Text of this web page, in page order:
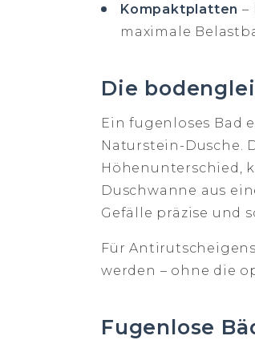
Kompaktplatten –
maximale
Die
Ein fugenloses Bad
Naturstein-Dusche.
Höhenunterschied,
Duschwanne aus
Gefälle präzise und
Für
werden – ohne die
Fugenlose